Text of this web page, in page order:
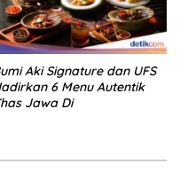
Aki Signature dan UFS
6 Menu Autentik
Jawa Di